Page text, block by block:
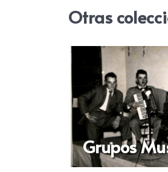
Otras
Grupos